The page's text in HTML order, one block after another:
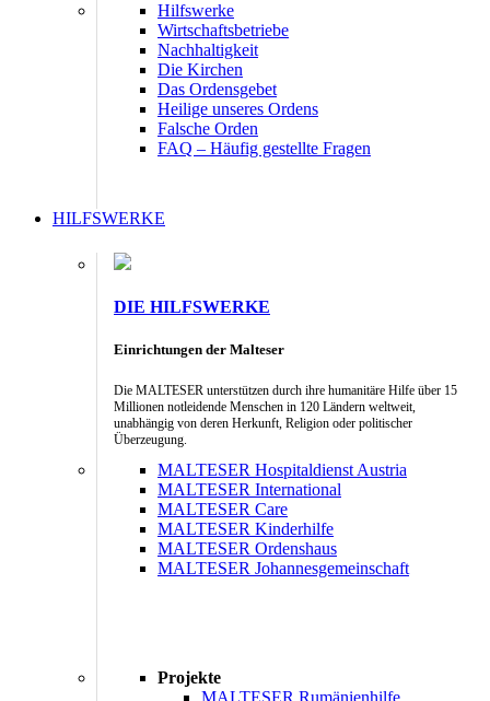
Hilfswerke
Wirtschaftsbetriebe
Nachhaltigkeit
Die Kirchen
Das Ordensgebet
Heilige unseres Ordens
Falsche Orden
FAQ – Häufig gestellte Fragen
HILFSWERKE
DIE HILFSWERKE
Einrichtungen der Malteser
Die MALTESER unterstützen durch ihre humanitäre Hilfe über 15
Millionen notleidende Menschen in 120 Ländern weltweit,
unabhängig von deren Herkunft, Religion oder politischer
Überzeugung.
MALTESER Hospitaldienst Austria
MALTESER International
MALTESER Care
MALTESER Kinderhilfe
MALTESER Ordenshaus
MALTESER Johannesgemeinschaft
Projekte
MALTESER Rumänienhilfe